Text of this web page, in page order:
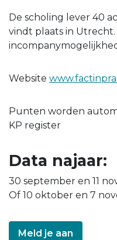
De scholing lever 40
vindt plaats in Utrecht.
Website
Punten worden
KP register
Data najaar:
30 september en 11
Of 10 oktober en 7
Meld je aan